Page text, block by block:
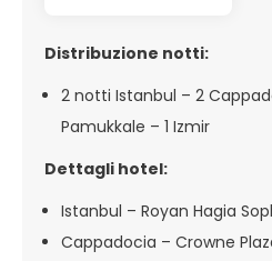
Distribuzione notti:
2 notti Istanbul – 2
Pamukkale – 1 Izmir
Dettagli hotel:
Istanbul – Royan Hagia
Cappadocia – Crowne